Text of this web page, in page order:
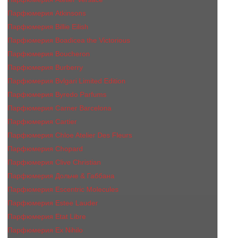
Парфюмерия Atkinsons
Парфюмерия Billie Eilish
Парфюмерия Boadicea the Victorious
Парфюмерия Boucheron
Парфюмерия Burberry
Парфюмерия Bvlgari Limited Edition
Парфюмерия Byredo Parfums
Парфюмерия Carner Barcelona
Парфюмерия Cartier
Парфюмерия Chloe Atelier Des Fleurs
Парфюмерия Сhopard
Парфюмерия Clive Christian
Парфюмерия Дольче & Габбана
Парфюмерия Escentric Molecules
Парфюмерия Estee Lаudеr
Парфюмерия Etat Libre
Парфюмерия Ex Nihilo